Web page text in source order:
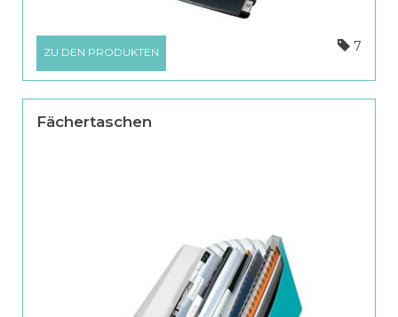
ZU DEN PRODUKTEN 7
Fächertaschen